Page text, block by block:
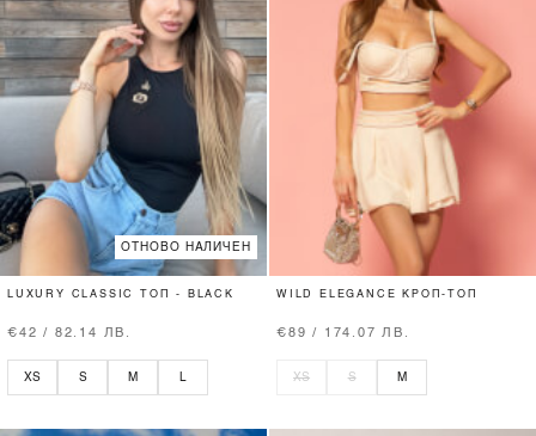
ОТНОВО НАЛИЧЕН
LUXURY CLASSIC ТОП - BLACK
€42 / 82.14 ЛВ.
XS S M
WILD ELEGANCE КРОП-ТОП
€89 / 174.07 ЛВ.
XS S M